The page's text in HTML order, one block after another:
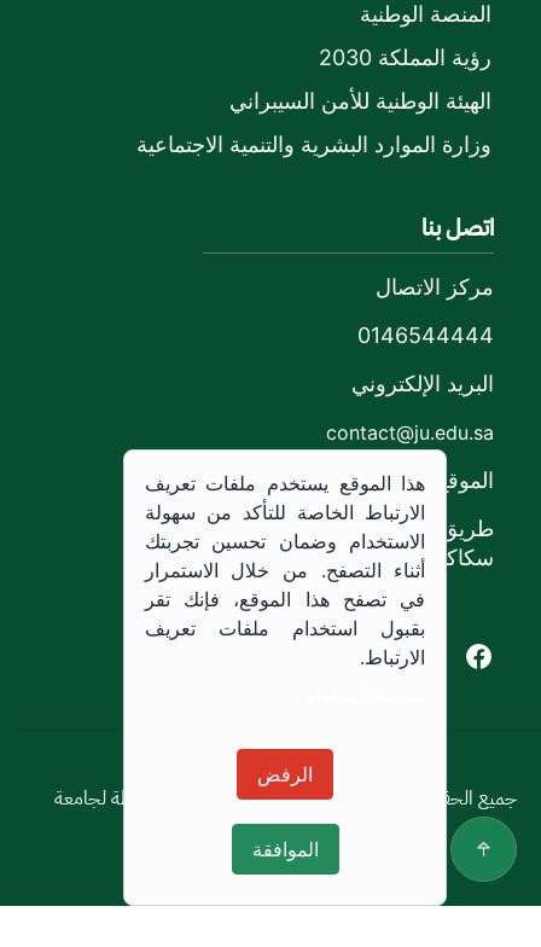
المنصة الوطنية
رؤية المملكة 2030
الهيئة الوطنية للأمن السيبراني
وزارة الموارد البشرية والتنمية الاجتماعية
اتصل بنا
مركز الاتصال
0146544444
البريد الإلكتروني
contact@ju.edu.sa
الموقع
طريق الملك خالد،
سكاكا, المملكة العربية السعودية.
Facebook of Jouf University
X of Jouf University
سياسة الاستخدام
جميع الحقوق محفوظة © 2026 جميع الحقوق محفوظة لجامعة
الجوف
هذا الموقع يستخدم ملفات تعريف
الارتباط الخاصة للتأكد من سهولة
الاستخدام وضمان تحسين تجربتك
أثناء التصفح. من خلال الاستمرار
في تصفح هذا الموقع، فإنك تقر
بقبول استخدام ملفات تعريف
الارتباط.
الرفض
الموافقة